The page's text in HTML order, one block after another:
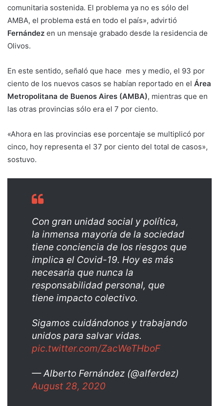
comunitaria sostenida. El problema ya no es sólo del
AMBA, el problema está en todo el país», advirtió
Fernández en un mensaje grabado desde la residencia de
Olivos.
En este sentido, señaló que hace mes y medio, el 93 por
ciento de los nuevos casos se habían reportado en el Área
Metropolitana de Buenos Aires (AMBA), mientras que en
las otras provincias sólo era el 7 por ciento.
«Ahora en las provincias ese porcentaje se multiplicó por
cinco, hoy representa el 37 por ciento del total de casos»,
sostuvo.
Con gran unidad social y política,
la inmensa mayoría de la sociedad
tiene conciencia de los riesgos que
implica el Covid-19. Hoy es más
necesaria que nunca la
responsabilidad personal, que
tiene impacto colectivo.
Sigamos cuidándonos y trabajando
unidos para salvar vidas.
pic.twitter.com/ZacWeTHboF
— Alberto Fernández (@alferdez)
August 28, 2020